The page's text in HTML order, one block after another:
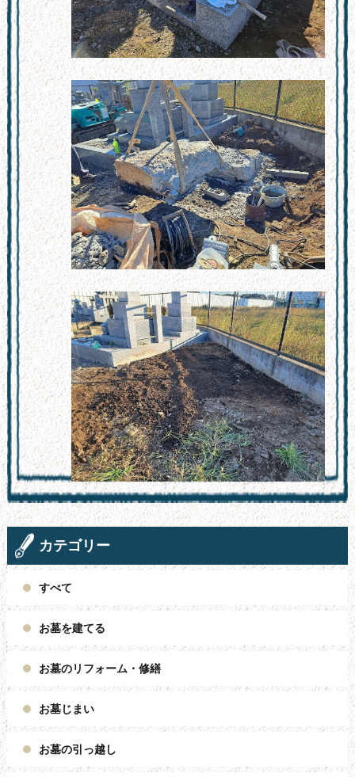
カテゴリー
すべて
お墓を建てる
お墓のリフォーム・修繕
お墓じまい
お墓の引っ越し